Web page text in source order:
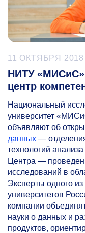
11 ОКТЯБРЯ
НИТУ «МИСиС»
центр
Национальный
университет
объявляют об
данных —
технологий
Центра —
исследований в
Эксперты одного
университетов
компании
науки о данных и
продуктов,